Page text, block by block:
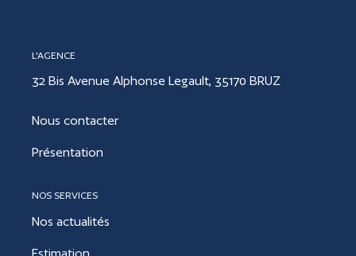
L'AGENCE
32 Bis Avenue Alphonse Legault, 35170 BRUZ
Nous contacter
Présentation
NOS SERVICES
Nos actualités
Estimation